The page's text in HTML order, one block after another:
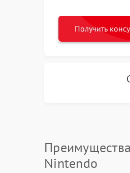
Получить
Nintendo